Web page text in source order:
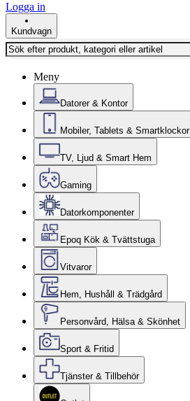
Logga in
Kundvagn
Meny
Datorer & Kontor
Mobiler, Tablets & Smartklockor
TV, Ljud & Smart Hem
Gaming
Datorkomponenter
Epoq Kök & Tvättstuga
Vitvaror
Hem, Hushåll & Trädgård
Personvård, Hälsa & Skönhet
Sport & Fritid
Tjänster & Tillbehör